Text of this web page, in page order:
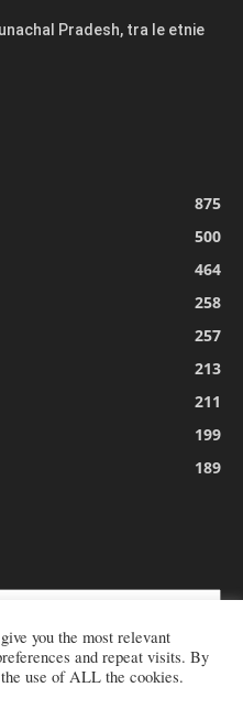
Pradesh, tra le etnie
875
500
464
258
257
213
211
199
189
- Etnie -
you the most relevant
and repeat visits. By
use of ALL the cookies.